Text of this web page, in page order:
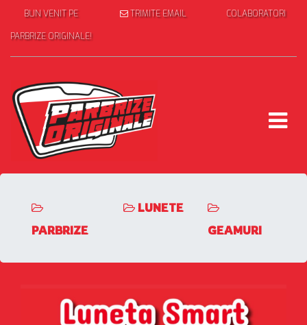
BUN VENIT PE
PARBRIZE ORIGINALE!
TRIMITE EMAIL COLABORATORI
PARBRIZE
LUNETE
GEAMURI